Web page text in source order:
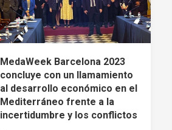
MedaWeek Barcelona 2023
concluye con un llamamiento
al desarrollo económico en el
Mediterráneo frente a la
incertidumbre y los conflictos